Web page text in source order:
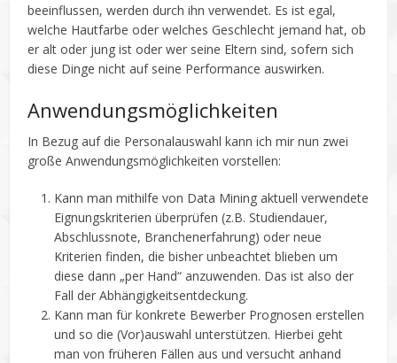
beeinflussen, werden durch ihn verwendet. Es ist egal,
welche Hautfarbe oder welches Geschlecht jemand hat, ob
er alt oder jung ist oder wer seine Eltern sind, sofern sich
diese Dinge nicht auf seine Performance auswirken.
Anwendungsmöglichkeiten
In Bezug auf die Personalauswahl kann ich mir nun zwei
große Anwendungsmöglichkeiten vorstellen:
Kann man mithilfe von Data Mining aktuell verwendete
Eignungskriterien überprüfen (z.B. Studiendauer,
Abschlussnote, Branchenerfahrung) oder neue
Kriterien finden, die bisher unbeachtet blieben um
diese dann „per Hand“ anzuwenden. Das ist also der
Fall der Abhängigkeitsentdeckung.
Kann man für konkrete Bewerber Prognosen erstellen
und so die (Vor)auswahl unterstützen. Hierbei geht
man von früheren Fällen aus und versucht anhand